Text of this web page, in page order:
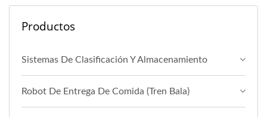
Productos
Sistemas De Clasificación Y Almacenamiento
Robot De Entrega De Comida (Tren Bala)